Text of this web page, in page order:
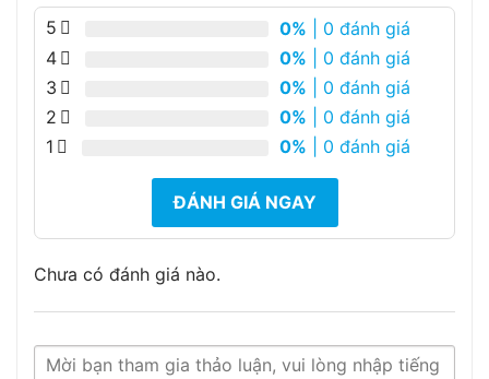
5 0% | 0 đánh giá
4
0% | 0 đánh giá
3
0% | 0 đánh giá
2
0% | 0 đánh giá
1
0% | 0 đánh giá
ĐÁNH GIÁ NGAY
Chưa có đánh giá nào.